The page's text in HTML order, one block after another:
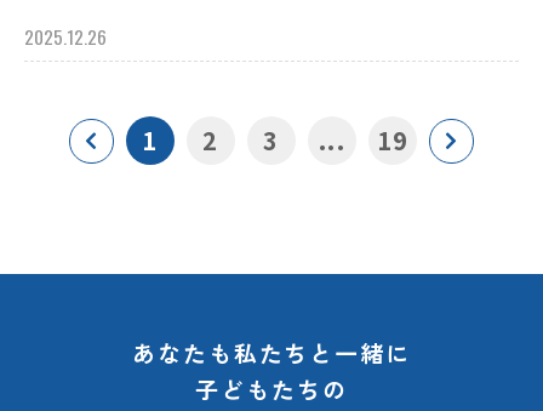
2025.12.26
1 2 3 ... 19
あなたも私たちと一緒に
子どもたちの